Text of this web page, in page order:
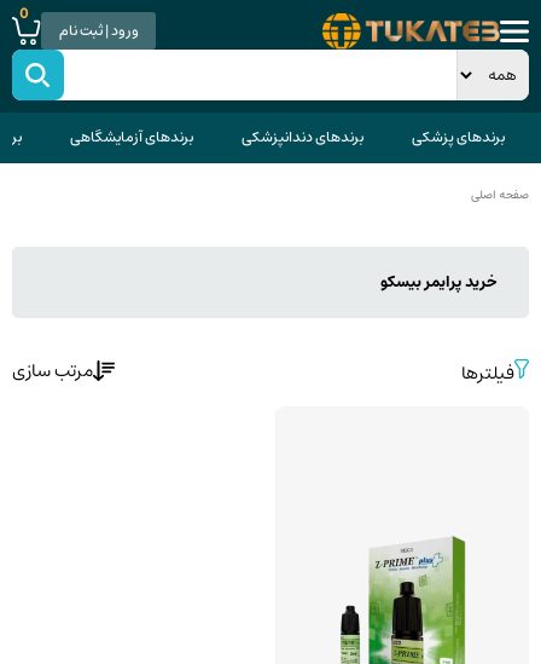
ورود | ثبت نام
0
برندهای پزشکی برندهای دندانپزشکی برندهای آزمایشگاهی
صفحه اصلی
خرید پرایمر بیسکو
فیلترها مرتب سازی